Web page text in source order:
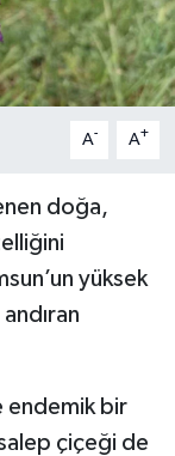
A- A+
doğa,
yüksek
endemik bir
çiçeği de